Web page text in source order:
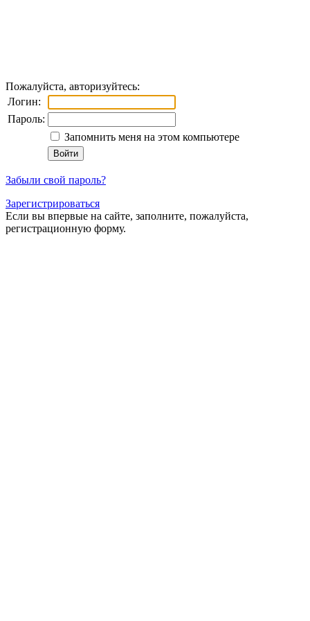
Пожалуйста, авторизуйтесь:
Логин:
Пароль:
Запомнить меня на этом компьютере
Забыли свой пароль?
Зарегистрироваться
Если вы впервые на сайте, заполните, пожалуйста,
регистрационную форму.